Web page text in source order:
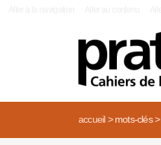
accueil> mots-clés>